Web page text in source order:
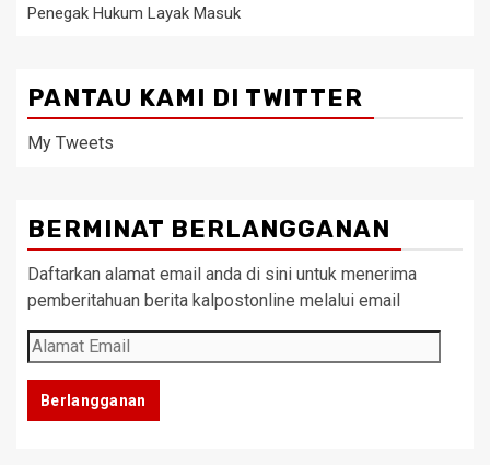
Penegak Hukum Layak Masuk
PANTAU KAMI DI TWITTER
My Tweets
BERMINAT BERLANGGANAN
Daftarkan alamat email anda di sini untuk menerima
pemberitahuan berita kalpostonline melalui email
Alamat
Email
Berlangganan